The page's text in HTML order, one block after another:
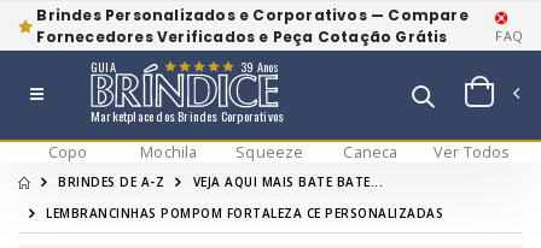
Brindes Personalizados e Corporativos — Compare
Fornecedores Verificados e Peça Cotação Grátis
FAQ
Marketplace dos Brindes Corporativos
GUIA 39 Anos
Copo Mochila Squeeze Caneca Ver Todos
BRINDES DE A-Z
VEJA AQUI MAIS BATE BATE...
LEMBRANCINHAS POMPOM FORTALEZA CE PERSONALIZADAS